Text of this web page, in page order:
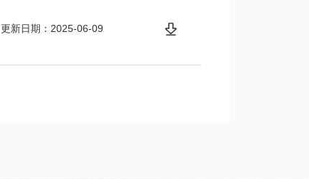
更新日期：2025-06-09